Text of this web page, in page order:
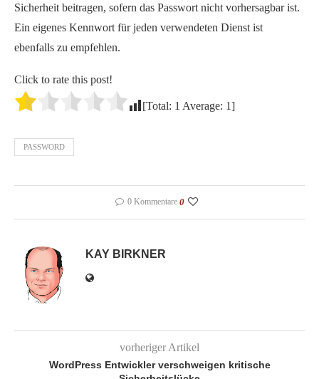
Sicherheit beitragen, sofern das Passwort nicht vorhersagbar ist.
Ein eigenes Kennwort für jeden verwendeten Dienst ist
ebenfalls zu empfehlen.
Click to rate this post!
[Total: 1 Average: 1]
PASSWORD
0 Kommentare 0
KAY BIRKNER
vorheriger Artikel
WordPress Entwickler verschweigen kritische